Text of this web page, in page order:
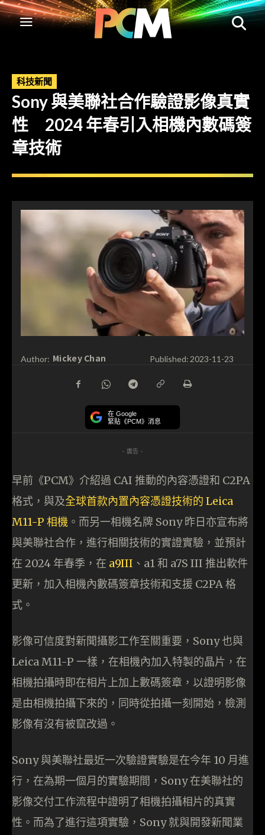
科技新聞
Sony 與美聯社合作驗證影像真實
性 2024 年春引入相機內數碼簽
章技術
Author: Mickey Chan Published: 2023-11-23
在 Google
緊貼《PCM》消息
- 廣告 -
早前《PCM》介紹過 CAI 推動的內容憑證和 C2PA
格式，與及全球首款內置內容憑證技術的 Leica
M11-P 相機 。而另一相機名牌 Sony 昨日亦宣布將
與美聯社合作，進行相關技術的實證實驗，並預計
在 2024 年春季，在 a9III 、a1 和 a7S III 推出軟件
更新，加入相機內數碼簽章技術和支援 C2PA 格
式。
影像可信度對新聞攝影工作至關重要，Sony 也與
Leica M11-P 一樣，在相機內加入特製的晶片，在
相機拍攝時即在相片上加上數碼簽章，以證明影像
是由相機拍攝下來的，同時從拍攝一刻開始，檢測
影像有沒有被竄改過。
Sony 與美聯社最近一次驗證實驗是在今年 10 月進
行，在為期一個月的實驗期間，Sony 在美聯社的
影像交付工作流程中證明了相機拍攝相片的真實
性。而為了進行這項實驗，Sony 就與開發新聞業